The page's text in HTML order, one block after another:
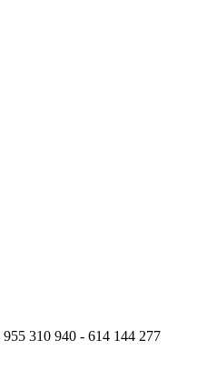
955 310 940 - 614 144 277